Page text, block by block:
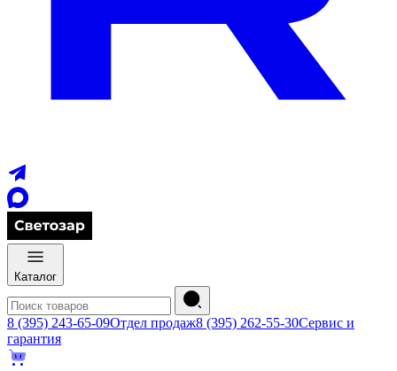
Каталог
8 (395) 243-65-09Отдел продаж8 (395) 262-55-30Сервис и
гарантия